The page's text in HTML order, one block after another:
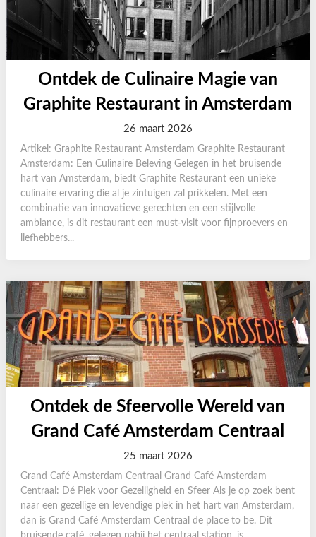
Ontdek de Culinaire Magie van
Graphite Restaurant in Amsterdam
26 maart 2026
Artikel: Graphite Restaurant Amsterdam Graphite Restaurant
Amsterdam: Een Culinaire Beleving Gelegen in het bruisende
hart van Amsterdam, biedt Graphite Restaurant een unieke
culinaire ervaring die al je zintuigen zal prikkelen. Met een
combinatie van innovatieve gerechten en een stijlvolle
ambiance, is dit restaurant een must-visit voor fijnproevers en
liefhebbers...
Ontdek de Sfeervolle Wereld van
Grand Café Amsterdam Centraal
25 maart 2026
Grand Café Amsterdam Centraal Grand Café Amsterdam
Centraal: Dé Plek voor Gezelligheid en Sfeer Als je op zoek bent
naar een gezellige en levendige plek in het hart van Amsterdam,
dan is Grand Café Amsterdam Centraal de place to be. Dit